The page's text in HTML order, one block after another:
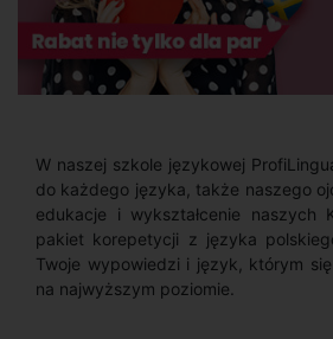
W naszej szkole językowej
do każdego języka, także naszego
edukacje i wykształcenie naszych
pakiet korepetycji z języka
Twoje wypowiedzi i język, którym
na najwyższym poziomie.